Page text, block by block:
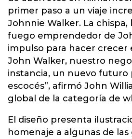
primer paso a un viaje
Johnnie Walker. La chispa,
fuego emprendedor de
impulso para hacer crecer
John Walker, nuestro
instancia, un nuevo futuro
escocés”, afirmó John
global de la categoría de
El diseño presenta
homenaje a algunas de las